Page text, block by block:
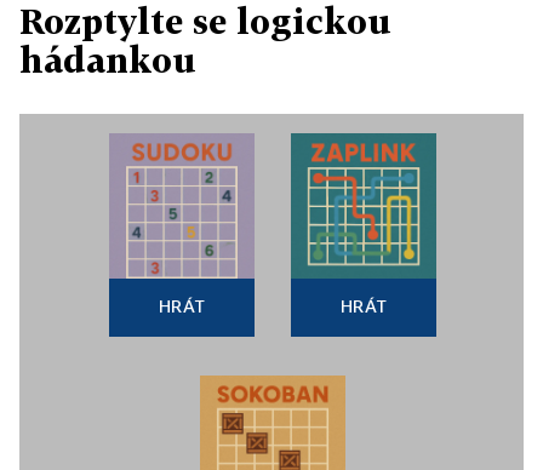
Rozptylte se logickou
hádankou
HRÁT HRÁT